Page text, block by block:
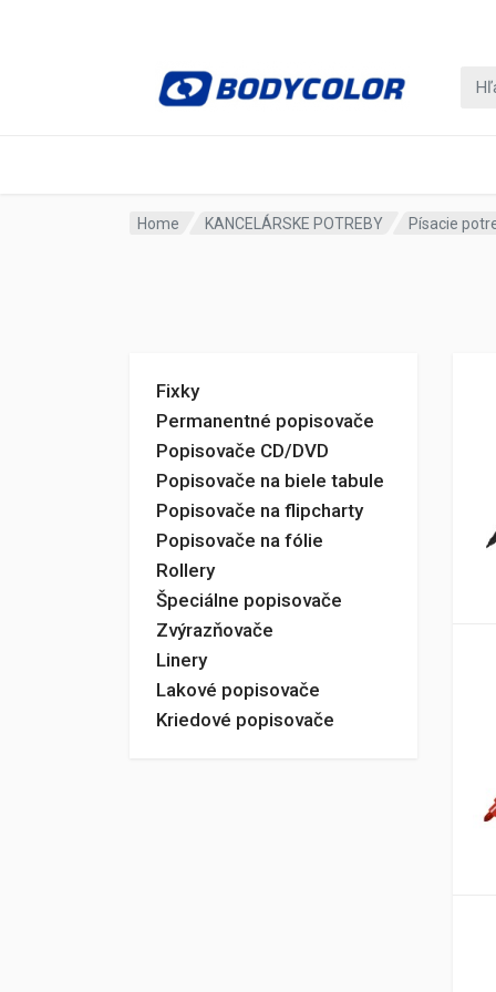
Home KANCELÁRSKE POTREBY Písacie
Fixky
Permanentné popisovače
Popisovače CD/DVD
Popisovače na biele tabule
Popisovače na flipcharty
Popisovače na fólie
Rollery
Špeciálne popisovače
Zvýrazňovače
Linery
Lakové popisovače
Kriedové popisovače